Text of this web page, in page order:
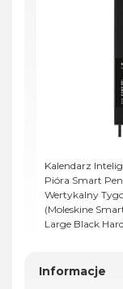
Kalendarz
Pióra Smart
Wertykalny
(Moleskine
Large Black
Informacje